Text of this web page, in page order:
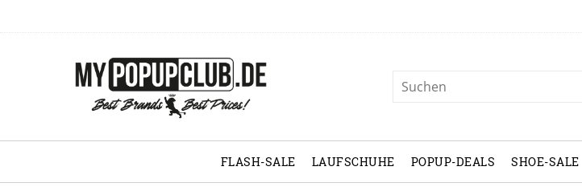
FLASH-SALE LAUFSCHUHE POPUP-DEALS SHOE-SALE